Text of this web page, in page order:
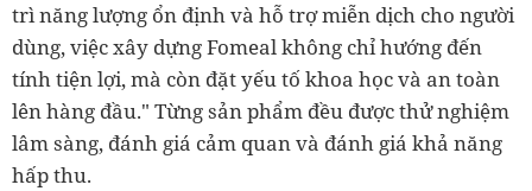
trì năng lượng ổn định và hỗ trợ miễn dịch cho người
dùng, việc xây dựng Fomeal không chỉ hướng đến
tính tiện lợi, mà còn đặt yếu tố khoa học và an toàn
lên hàng đầu." Từng sản phẩm đều được thử nghiệm
lâm sàng, đánh giá cảm quan và đánh giá khả năng
hấp thu.